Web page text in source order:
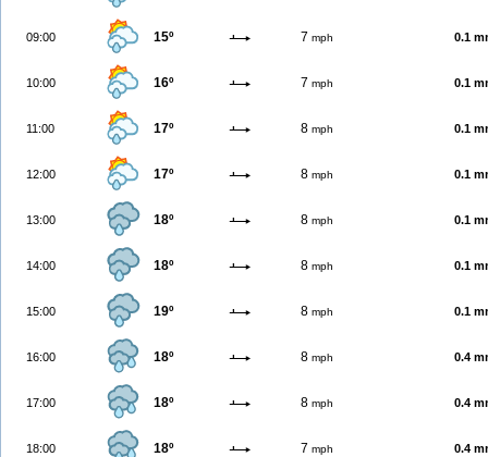
09:00 15º 7 mph 0.1
10:00 16º 7 mph 0.1
11:00 17º 8 mph 0.1
12:00 17º 8 mph 0.1
13:00 18º 8 mph 0.1
14:00 18º 8 mph 0.1
15:00 19º 8 mph 0.1
16:00 18º 8 mph 0.4
17:00 18º 8 mph 0.4
18:00 18º 7 mph 0.4